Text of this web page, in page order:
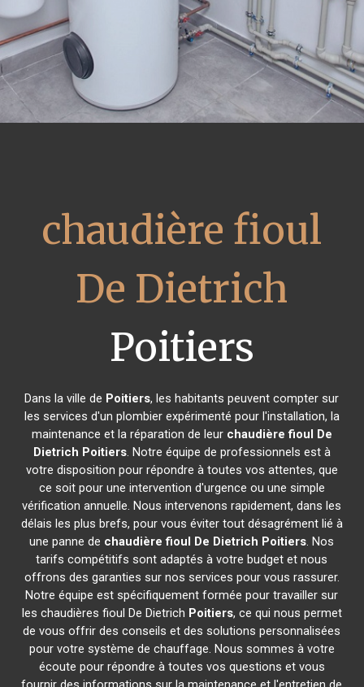
chaudière fioul
De Dietrich
Poitiers
Dans la ville de Poitiers, les habitants peuvent compter sur
les services d'un plombier expérimenté pour l'installation, la
maintenance et la réparation de leur chaudière fioul De
Dietrich Poitiers. Notre équipe de professionnels est à
votre disposition pour répondre à toutes vos attentes, que
ce soit pour une intervention d'urgence ou une simple
vérification annuelle. Nous intervenons rapidement, dans les
délais les plus brefs, pour vous éviter tout désagrément lié à
une panne de chaudière fioul De Dietrich Poitiers. Nos
tarifs compétitifs sont adaptés à votre budget et nous
offrons des garanties sur nos services pour vous rassurer.
Notre équipe est spécifiquement formée pour travailler sur
les chaudières fioul De Dietrich Poitiers, ce qui nous permet
de vous offrir des conseils et des solutions personnalisées
pour votre système de chauffage. Nous sommes à votre
écoute pour répondre à toutes vos questions et vous